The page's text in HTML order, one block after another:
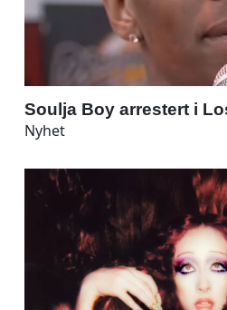
Soulja Boy arrestert i
Nyhet